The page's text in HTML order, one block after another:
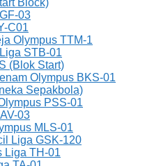
Block)
03
C01
Olympus TTM-1
STB-01
(Blok Start)
Olympus BKS-01
Sepakbola)
PSS-01
03
MLS-01
Liga GSK-120
Liga TH-01